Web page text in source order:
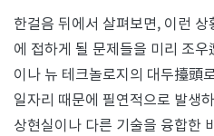
한걸음 뒤에서 살펴보면, 이런
에 접하게 될 문제들을 미리 조
이나 뉴 테크놀로지의 대두擡頭
일자리 때문에 필연적으로 발생
상현실이나 다른 기술을 융합한